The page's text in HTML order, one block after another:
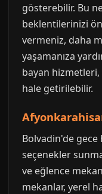
gösterebilir. Bu
beklentilerinizi
vermeniz, daha
yaşamanıza
bayan
hale getirilebilir.
Bolvadin'de gece
seçenekler
ve eğlence
mekanlar, yerel